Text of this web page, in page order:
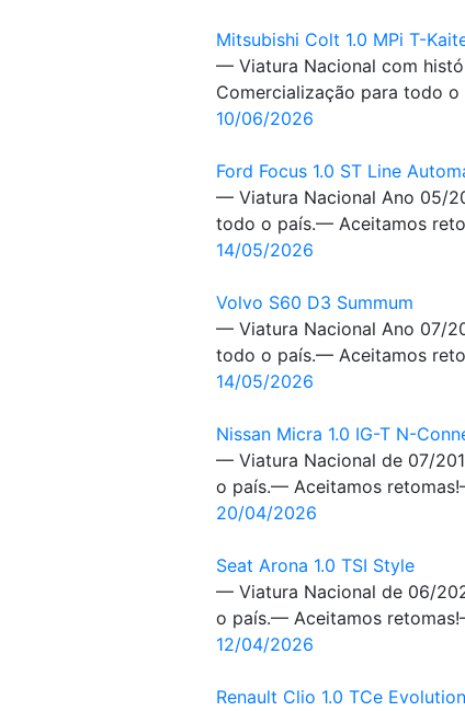
Mitsubishi Colt 1.0 MPi T-
— Viatura Nacional com
Comercialização para todo
10/06/2026
Ford Focus 1.0 ST Line
— Viatura Nacional Ano 05/
todo o país.— Aceitamos
14/05/2026
Volvo S60 D3 Summum
— Viatura Nacional Ano 07/
todo o país.— Aceitamos
14/05/2026
Nissan Micra 1.0 IG-T N-
— Viatura Nacional de 07/
o país.— Aceitamos
20/04/2026
Seat Arona 1.0 TSI Style
— Viatura Nacional de 06/
o país.— Aceitamos
12/04/2026
Renault Clio 1.0 TCe Evolution